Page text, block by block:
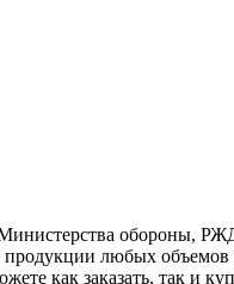
обороны,
продукции любых
как заказать, так и